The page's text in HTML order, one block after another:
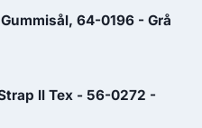
64-0196 - Grå
ll Tex - 56-0272 -